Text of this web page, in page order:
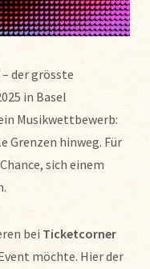
der grösste
in Basel
Musikwettbewerb:
Grenzen hinweg. Für
sich einem
bei Ticketcorner
möchte. Hier der